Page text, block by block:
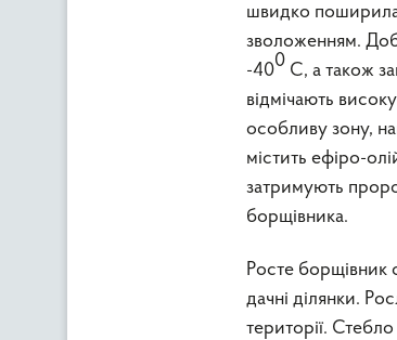
швидко
зволоженням.
-400 С, а також
відмічають
особливу зону,
містить ефіро-
затримують
борщівника.
Росте борщiвник
дачнi дiлянки.
території.